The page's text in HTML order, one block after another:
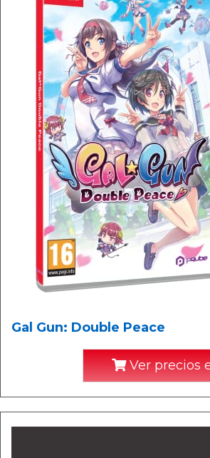
Gal Gun: Double Peace
Ver precios